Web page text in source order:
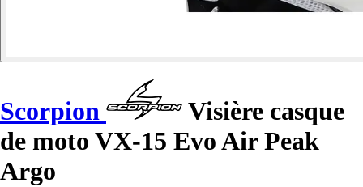
Scorpion
Visière casque
de moto VX-15 Evo Air Peak
Argo